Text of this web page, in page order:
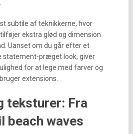
subtile af teknikkerne, hvor
ekstra glød og dimension
Uanset om du går efter et
statement-præget look, giver
for at lege med farver og
extensions.
teksturer: Fra
beach waves